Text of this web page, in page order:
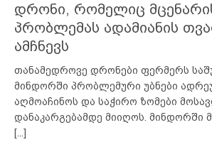
დრონი, რომელიც
პრობლემას ადამიანის
ამჩნევს
თანამედროვე დრონები ფერმერს
მინდორში პრობლემური უბნები
აღმოაჩინოს და საჭირო ზომები
დანაკარგებამდე მიიღოს. მინდორში
[...]